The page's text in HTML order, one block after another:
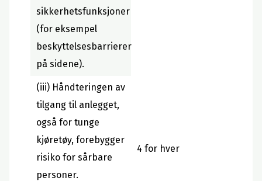
4 for hver
sikkerhetsfunksjoner
(for eksempel
beskyttelsesbarrierer
på sidene).
(iii) Håndteringen av
tilgang til anlegget,
også for tunge
kjøretøy, forebygger
risiko for sårbare
personer.